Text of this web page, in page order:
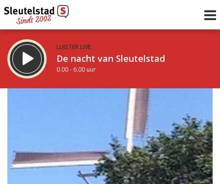
LUISTER LIVE:
De nacht van Sleutelstad
0.00 - 6.00 uur
Volgend uur